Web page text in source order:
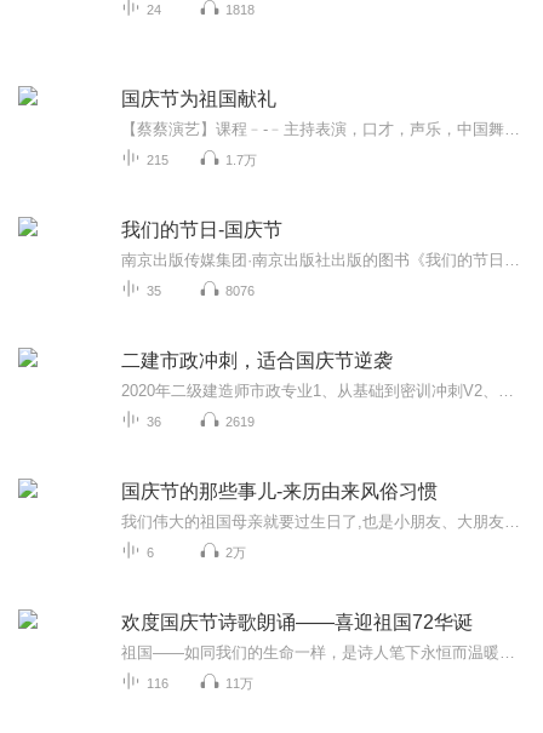
24 1818
国庆节为祖国献礼
215 1.7万
我们的节日-国庆节
35 8076
二建市政冲刺，适合国庆节逆袭
36 2619
国庆节的那些事儿-来历由来风俗习惯
6 2万
欢度国庆节诗歌朗诵——喜迎祖国72华诞
116 11万